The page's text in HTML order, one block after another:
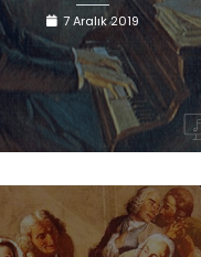
7 Aralık 2019